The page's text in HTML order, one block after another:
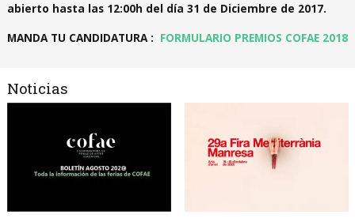
abierto hasta las 12:00h del día 31 de Diciembre de 2017.
MANDA TU CANDIDATURA : FORMULARIO PREMIOS COFAE 2018
Noticias